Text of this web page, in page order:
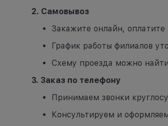
2. Самовывоз
Закажите онлайн, оплатите
График работы филиалов
Схему проезда можно
3. Заказ по телефону
Принимаем звонки
Консультируем и